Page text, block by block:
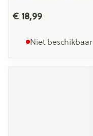
€ 18,99
Niet beschikbaar